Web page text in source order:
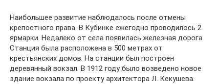
Наибольшее развитие наблюдалось после отмены
крепостного права. В Кубинке ежегодно проводилось 2
ярмарки. Недалеко от села появилась железная дорога.
Станция была расположена в 500 метрах от
крестьянских домов. На станции был построен
деревянный вокзал. В 1912 году было возведено новое
здание вокзала по проекту архитектора Л. Кекушева.